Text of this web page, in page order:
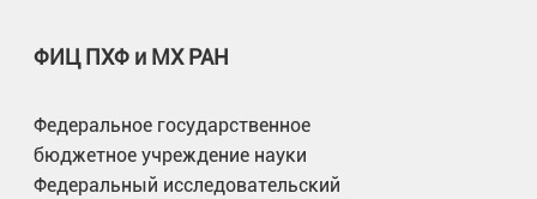
ФИЦ ПХФ и МХ РАН
Федеральное государственное
бюджетное учреждение науки
Федеральный исследовательский